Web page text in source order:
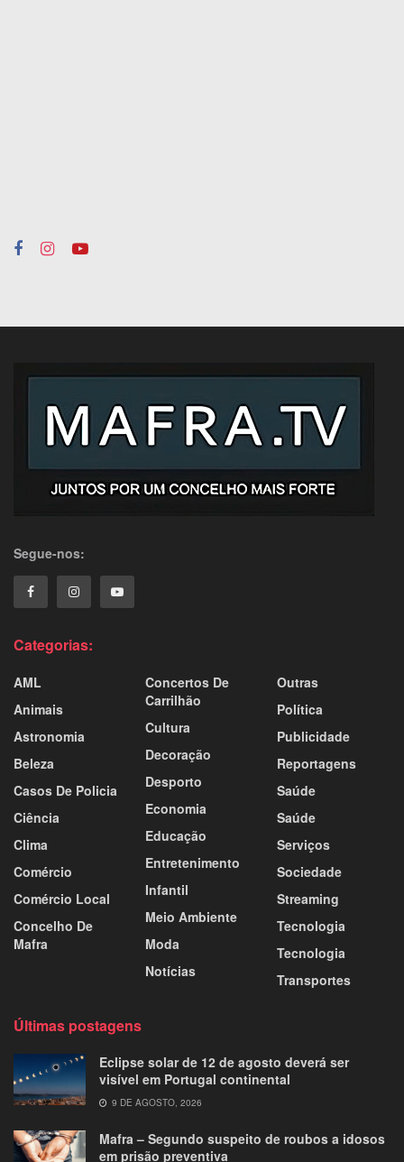
Segue-nos:
Categorias:
AML
Animais
Astronomia
Beleza
Casos De Policia
Ciência
Clima
Comércio
Comércio Local
Concelho De
Mafra
Concertos De
Carrilhão
Cultura
Decoração
Desporto
Economia
Educação
Entretenimento
Infantil
Meio Ambiente
Moda
Notícias
Outras
Política
Publicidade
Reportagens
Saúde
Saúde
Serviços
Sociedade
Streaming
Tecnologia
Tecnologia
Transportes
Últimas postagens
Eclipse solar de 12 de agosto deverá ser
visível em Portugal continental
9 DE AGOSTO, 2026
Mafra – Segundo suspeito de roubos a idosos
em prisão preventiva